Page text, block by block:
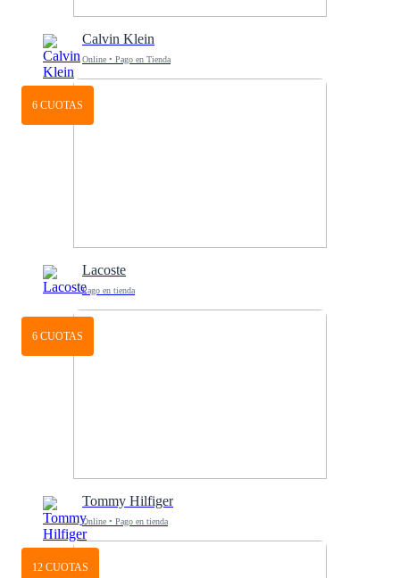
Calvin Klein
Online • Pago en Tienda
6 CUOTAS
Lacoste
Pago en tienda
6 CUOTAS
Tommy Hilfiger
Online • Pago en tienda
12 CUOTAS